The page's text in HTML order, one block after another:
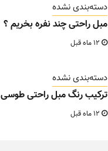
دسته‌بندی نشده
مبل راحتی چند نفره بخریم ؟
دسته‌بندی نشده
ترکیب رنگ مبل راحتی طوسی